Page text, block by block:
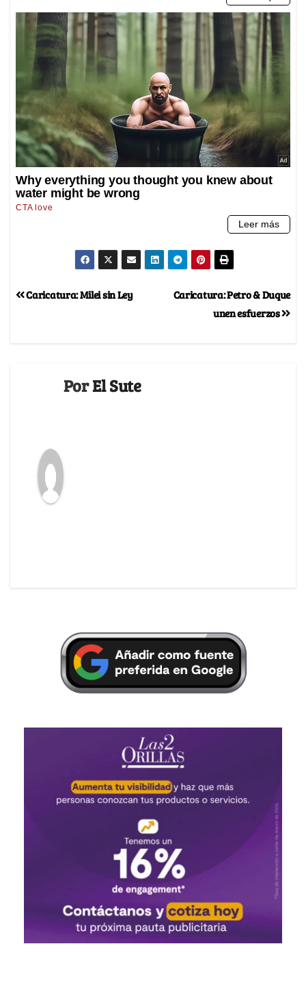
Caricatura: Petro & Duque
unen esfuerzos
Caricatura: Milei sin Ley
PorEl Sute